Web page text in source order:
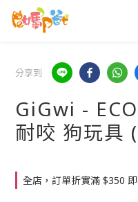
分享到
GiGwi -
耐咬 狗玩具
全店，訂單折實滿 $350